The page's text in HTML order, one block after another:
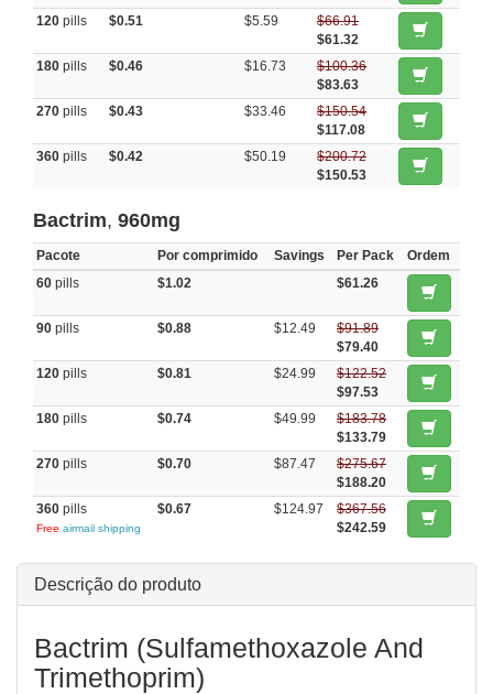
120 pills $0.51 $5.59
$66.91
$61.32
180 pills $0.46 $16.73
$100.36
$83.63
270 pills $0.43 $33.46
$150.54
$117.08
360 pills $0.42 $50.19
$200.72
$150.53
Bactrim, 960mg
Pacote Por comprimido Savings Per Pack
Ordem
60 pills $1.02 $61.26
90 pills $0.88 $12.49
$91.89
$79.40
120 pills $0.81 $24.99
$122.52
$97.53
180 pills $0.74 $49.99
$183.78
$133.79
270 pills $0.70 $87.47
$275.67
$188.20
360 pills
Free airmail shipping
$0.67 $124.97
$367.56
$242.59
Descrição do produto
Bactrim (Sulfamethoxazole And
Trimethoprim)